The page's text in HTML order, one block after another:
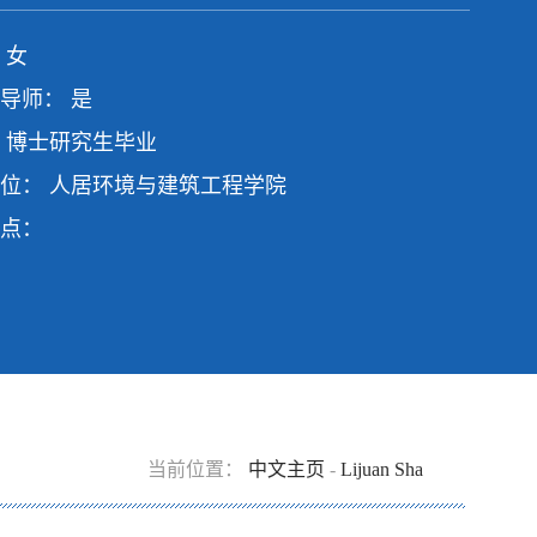
女
师： 是
士研究生毕业
： 人居环境与建筑工程学院
：
当前位置： 中文主页 - Lijuan Sha